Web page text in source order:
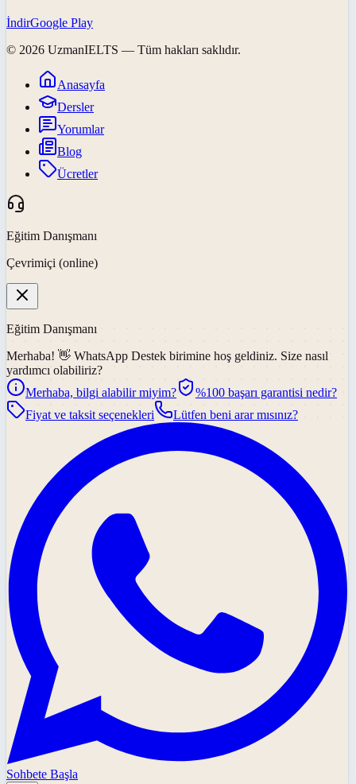
İndirGoogle Play
© 2026 UzmanIELTS — Tüm hakları saklıdır.
Anasayfa
Dersler
Yorumlar
Blog
Ücretler
Eğitim Danışmanı
Çevrimiçi (online)
Eğitim Danışmanı
Merhaba! 👋 WhatsApp Destek birimine hoş geldiniz. Size nasıl
yardımcı olabiliriz?
Merhaba, bilgi alabilir miyim?
%100 başarı garantisi nedir?
Fiyat ve taksit seçenekleri
Lütfen beni arar mısınız?
Sohbete Başla